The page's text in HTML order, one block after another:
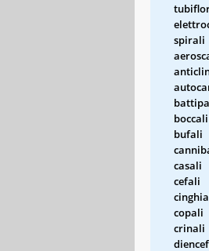
spirali
boccali
bufali
casali
cefali
copali
crinali